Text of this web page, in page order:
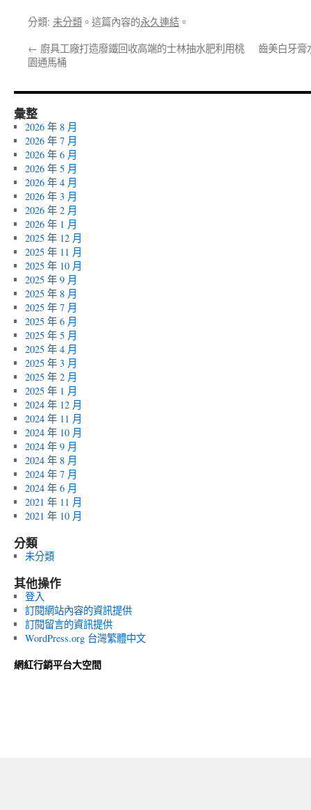
分類: 未分類 。這篇內容的永久連結 。
← 廚具工廠打造廢鐵回收高端的士林抽水肥利用桃
園通馬桶
齒美白牙膏
彙整
2026 年 8 月
2026 年 7 月
2026 年 6 月
2026 年 5 月
2026 年 4 月
2026 年 3 月
2026 年 2 月
2026 年 1 月
2025 年 12 月
2025 年 11 月
2025 年 10 月
2025 年 9 月
2025 年 8 月
2025 年 7 月
2025 年 6 月
2025 年 5 月
2025 年 4 月
2025 年 3 月
2025 年 2 月
2025 年 1 月
2024 年 12 月
2024 年 11 月
2024 年 10 月
2024 年 9 月
2024 年 8 月
2024 年 7 月
2024 年 6 月
2021 年 11 月
2021 年 10 月
分類
未分類
其他操作
登入
訂閱網站內容的資訊提供
訂閱留言的資訊提供
WordPress.org 台灣繁體中文
網紅行銷平台大空間